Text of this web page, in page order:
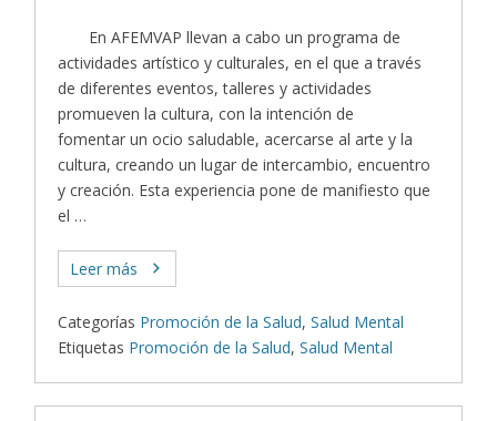
En AFEMVAP llevan a cabo un programa de
actividades artístico y culturales, en el que a través
de diferentes eventos, talleres y actividades
promueven la cultura, con la intención de
fomentar un ocio saludable, acercarse al arte y la
cultura, creando un lugar de intercambio, encuentro
y creación. Esta experiencia pone de manifiesto que
el …
Leer más
Categorías Promoción de la Salud,Salud Mental
Etiquetas Promoción de la Salud,Salud Mental